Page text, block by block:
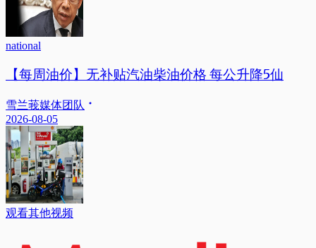
national
【每周油价】无补贴汽油柴油价格 每公升降5仙
雪兰莪媒体团队
2026-08-05
观看其他视频